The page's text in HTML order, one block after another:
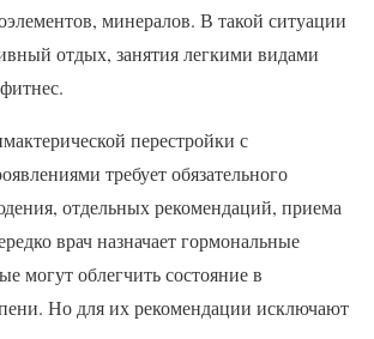
минералов. В такой ситуации
отдых, занятия легкими видами
перестройки с
требует обязательного
отдельных рекомендаций, приема
врач назначает гормональные
могут облегчить состояние в
Но для их рекомендации исключают